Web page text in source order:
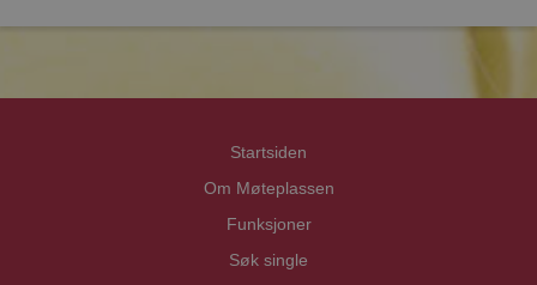
Startsiden
Om Møteplassen
Funksjoner
Søk single